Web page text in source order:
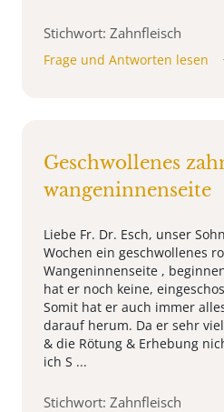
Stichwort: Zahnfleisch
Frage und Antworten lesen
Geschwollenes
wangeninnenseite
Liebe Fr. Dr. Esch, unser
Wochen ein geschwollenes
Wangeninnenseite ,
hat er noch keine,
Somit hat er auch immer
darauf herum. Da er sehr
& die Rötung & Erhebung
ich S ...
Stichwort: Zahnfleisch